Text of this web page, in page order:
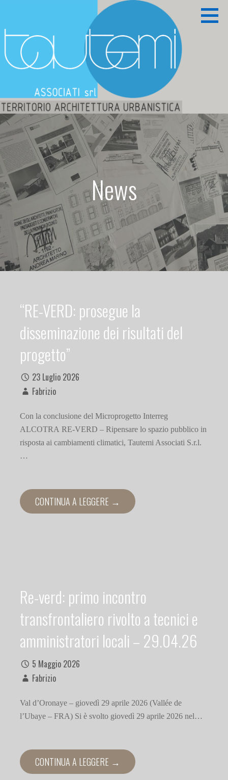
contenuto
TAUTEMI ASSOCIATI S.R.L.
Territorio Architettura Urbanistica
News
“RE-VERD: prosegue la
disseminazione dei risultati del
progetto”
23 Luglio 2026
Fabrizio
Con la conclusione del Microprogetto Interreg
ALCOTRA RE-VERD – Ripensare lo spazio pubblico in
risposta ai cambiamenti climatici, Tautemi Associati S.r.l.
…
CONTINUA A LEGGERE →
Re-verd: primo incontro
transfrontaliero rivolto a tecnici e
amministratori locali – 29.04.26
5 Maggio 2026
Fabrizio
Val d’Oronaye – giovedì 29 aprile 2026 (Vallée de
l’Ubaye – FRA) Si è svolto giovedì 29 aprile 2026 nel…
CONTINUA A LEGGERE →